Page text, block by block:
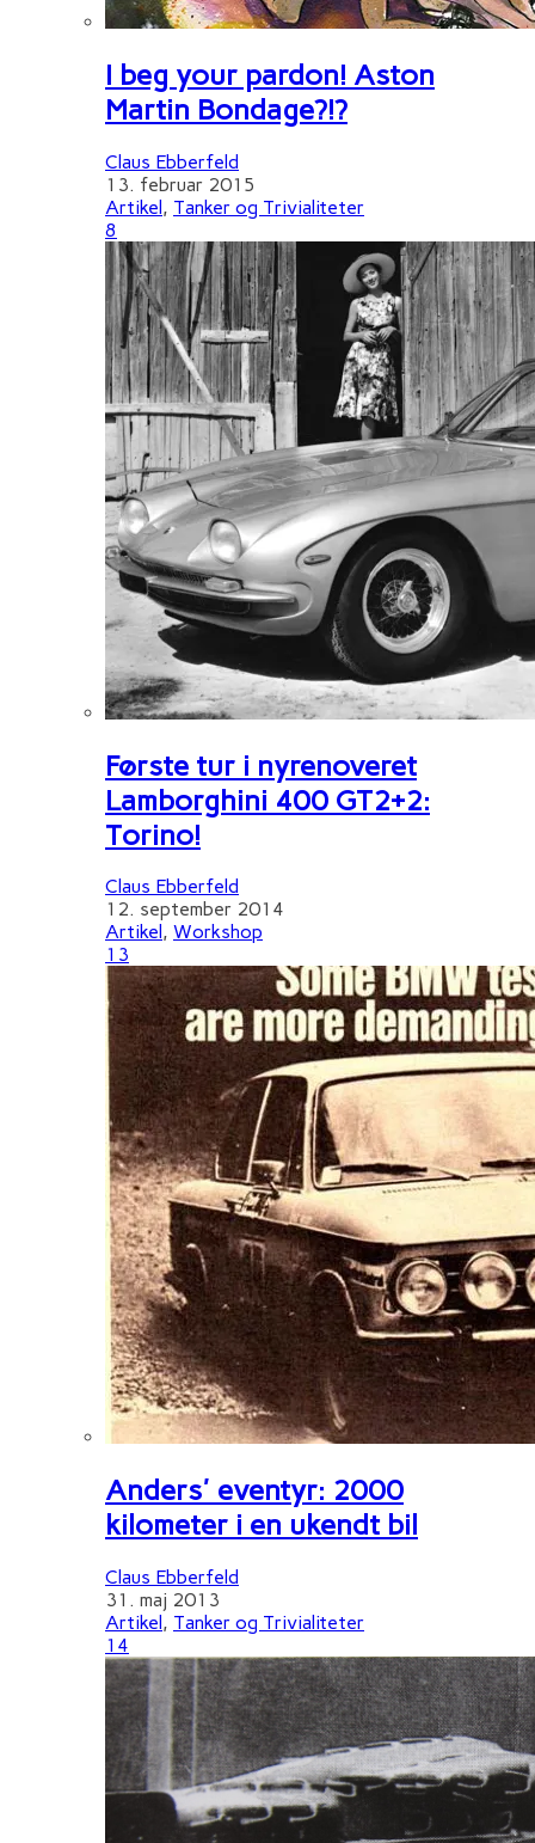
I beg your pardon! Aston
Martin Bondage?!?
Claus Ebberfeld
13. februar 2015
Artikel, Tanker og Trivialiteter
8
Første tur i nyrenoveret
Lamborghini 400 GT2+2:
Torino!
Claus Ebberfeld
12. september 2014
Artikel , Workshop
13
Anders' eventyr: 2000
kilometer i en ukendt bil
Claus Ebberfeld
31. maj 2013
Artikel , Tanker og Trivialiteter
14